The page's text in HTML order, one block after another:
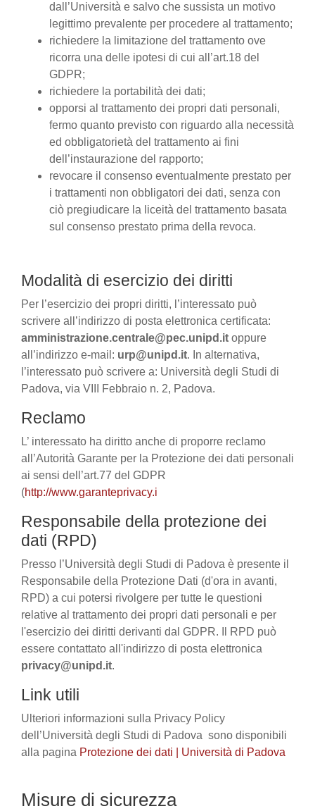
dall’Università e salvo che sussista un motivo
legittimo prevalente per procedere al trattamento;
richiedere la limitazione del trattamento ove
ricorra una delle ipotesi di cui all’art.18 del
GDPR;
richiedere la portabilità dei dati;
opporsi al trattamento dei propri dati personali,
fermo quanto previsto con riguardo alla necessità
ed obbligatorietà del trattamento ai fini
dell’instaurazione del rapporto;
revocare il consenso eventualmente prestato per
i trattamenti non obbligatori dei dati, senza con
ciò pregiudicare la liceità del trattamento basata
sul consenso prestato prima della revoca.
Modalità di esercizio dei diritti
Per l’esercizio dei propri diritti, l’interessato può
scrivere all’indirizzo di posta elettronica certificata:
amministrazione.centrale@pec.unipd.it oppure
all’indirizzo e-mail: urp@unipd.it. In alternativa,
l’interessato può scrivere a: Università degli Studi di
Padova, via VIII Febbraio n. 2, Padova.
Reclamo
L’ interessato ha diritto anche di proporre reclamo
all’Autorità Garante per la Protezione dei dati personali
ai sensi dell’art.77 del GDPR
(http://www.garanteprivacy.i
Responsabile della protezione dei
dati (RPD)
Presso l’Università degli Studi di Padova è presente il
Responsabile della Protezione Dati (d'ora in avanti,
RPD) a cui potersi rivolgere per tutte le questioni
relative al trattamento dei propri dati personali e per
l'esercizio dei diritti derivanti dal GDPR. Il RPD può
essere contattato all'indirizzo di posta elettronica
privacy@unipd.it.
Link utili
Ulteriori informazioni sulla Privacy Policy
dell’Università degli Studi di Padova sono disponibili
alla pagina Protezione dei dati | Università di Padova
Misure di sicurezza